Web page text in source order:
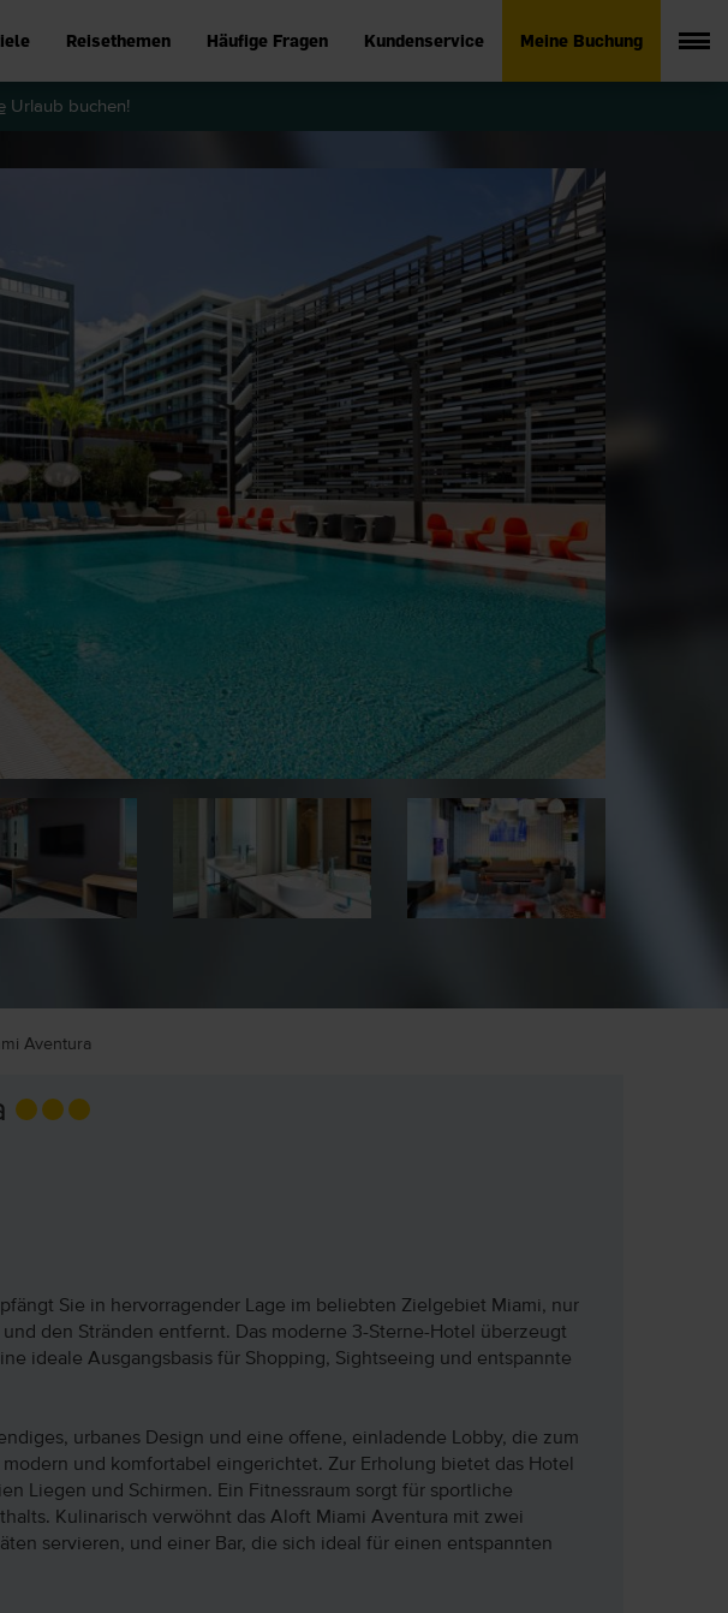
Reisethemen Häufige Fragen Kundenservice Meine Buchung
Urlaub buchen!
Aventura
Sie in hervorragender Lage im beliebten Zielgebiet Miami, nur
den Stränden entfernt. Das moderne 3-Sterne-Hotel überzeugt
ideale Ausgangsbasis für Shopping, Sightseeing und entspannte
urbanes Design und eine offene, einladende Lobby, die zum
und komfortabel eingerichtet. Zur Erholung bietet das Hotel
Liegen und Schirmen. Ein Fitnessraum sorgt für sportliche
Kulinarisch verwöhnt das Aloft Miami Aventura mit zwei
servieren, und einer Bar, die sich ideal für einen entspannten